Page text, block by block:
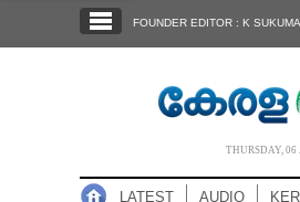
NOTIFIED NEWS
FOUNDER EDITOR : K
THURSDAY, 06
LATEST AUDIO